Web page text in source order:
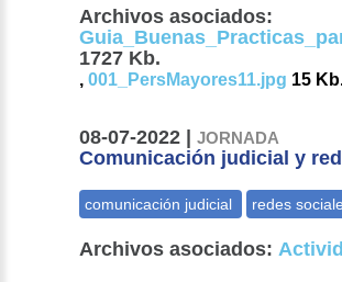
Archivos asociados:
1727 Kb.
,001_PersMayores11.jpg 15
08-07-2022 |JORNADA
Comunicación judicial y
Archivos asociados: